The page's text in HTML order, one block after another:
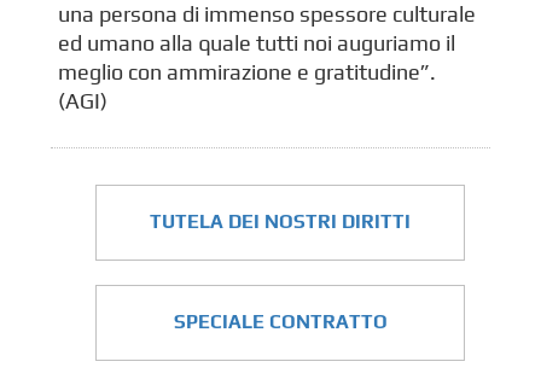
una persona di immenso spessore culturale
ed umano alla quale tutti noi auguriamo il
meglio con ammirazione e gratitudine”.
(AGI)
TUTELA DEI NOSTRI DIRITTI
SPECIALE CONTRATTO